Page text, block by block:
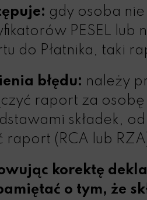
gdy osoba
PESEL
do Płatnika, taki
błędu: należy
raport za
składek,
raport (RCA lub
korektę
o tym, że